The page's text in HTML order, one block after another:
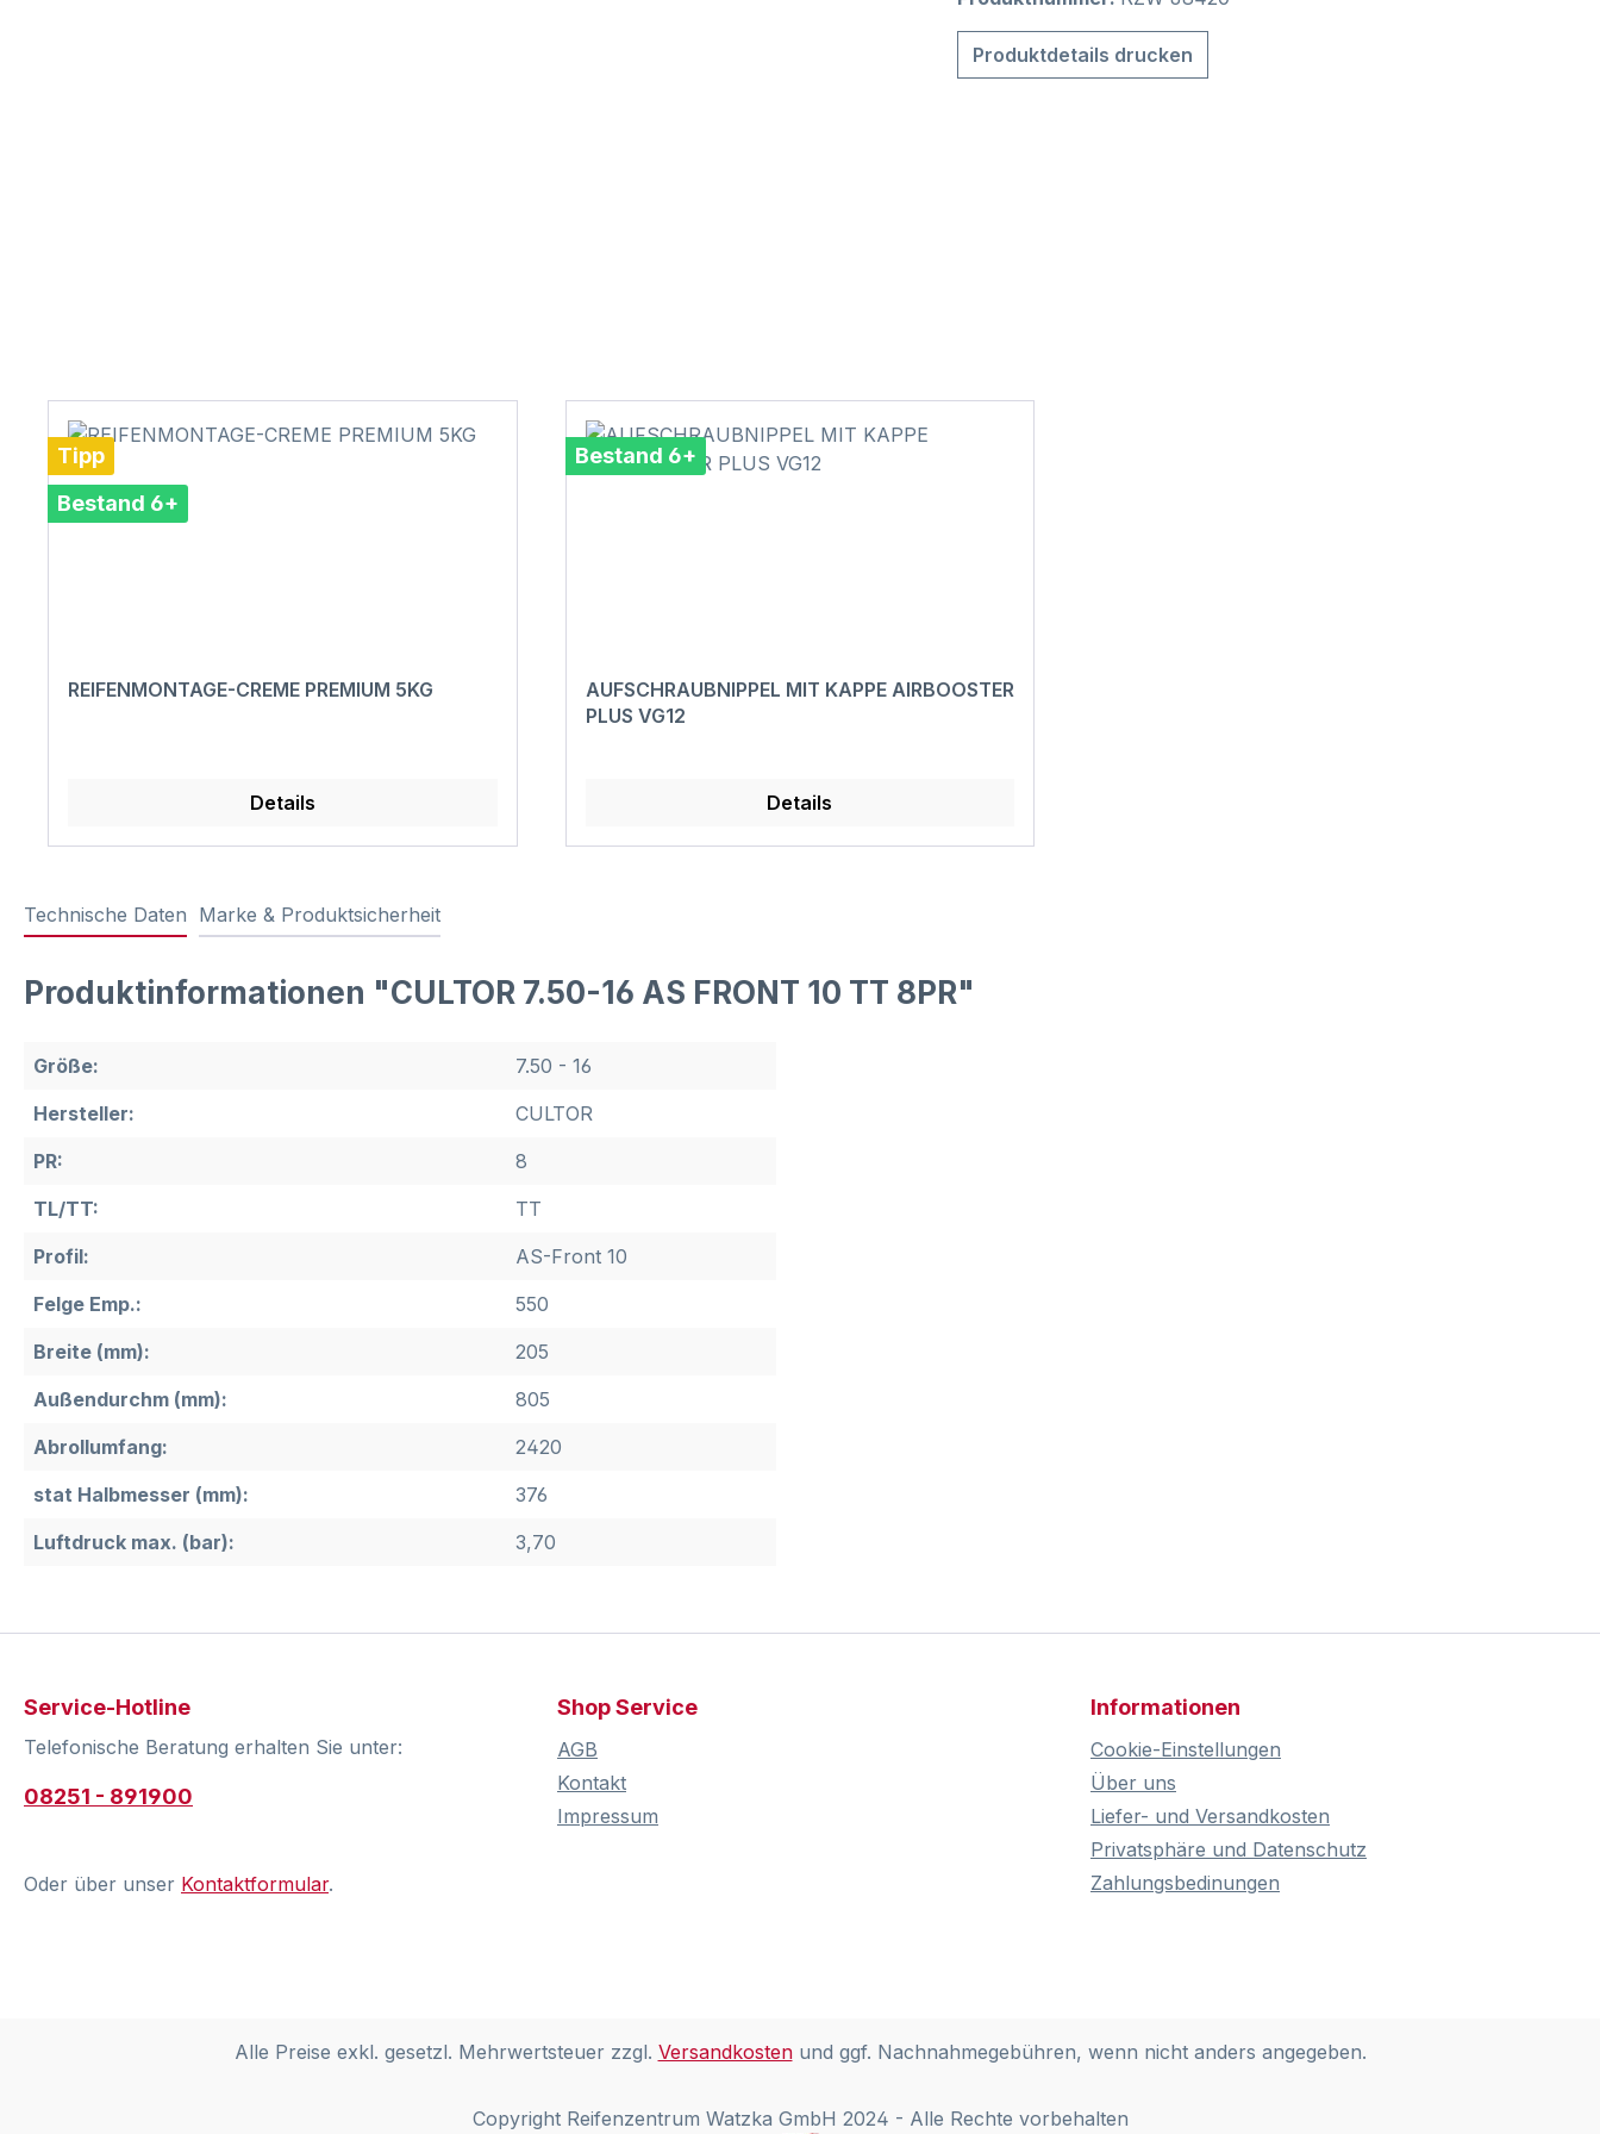
Produktdetails drucken
Tipp
Bestand 6+
REIFENMONTAGE-CREME PREMIUM 5KG
Details
Bestand 6+
AUFSCHRAUBNIPPEL MIT KAPPE AIRBOOSTER
PLUS VG12
Details
Technische Daten Marke & Produktsicherheit
Produktinformationen "CULTOR 7.50-16 AS FRONT 10 TT 8PR"
Größe:
7.50 - 16
Hersteller:
CULTOR
PR:
8
TL/TT:
TT
Profil:
AS-Front 10
Felge Emp.:
550
Breite (mm):
205
Außendurchm (mm):
805
Abrollumfang:
2420
stat Halbmesser (mm):
376
Luftdruck max. (bar):
3,70
Service-Hotline
Telefonische Beratung erhalten Sie unter:
08251 - 891900
Oder über unser Kontaktformular.
Shop Service
AGB
Kontakt
Impressum
Informationen
Cookie-Einstellungen
Über uns
Liefer- und Versandkosten
Privatsphäre und Datenschutz
Zahlungsbedinungen
Alle Preise exkl. gesetzl. Mehrwertsteuer zzgl. Versandkostenund ggf. Nachnahmegebühren, wenn nicht anders angegeben.
Copyright Reifenzentrum Watzka GmbH 2024 - Alle Rechte vorbehalten